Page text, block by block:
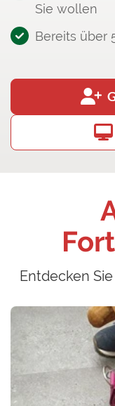
Sie wollen
Bereits über
Entdecken